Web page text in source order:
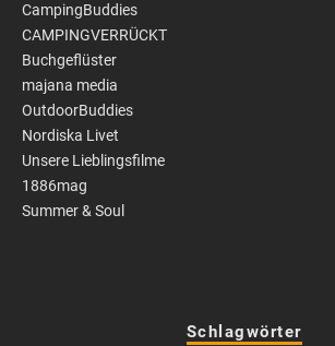
CampingBuddies
CAMPINGVERRÜCKT
Buchgeflüster
majana media
OutdoorBuddies
Nordiska Livet
Unsere Lieblingsfilme
1886mag
Summer & Soul
Schlagwörter